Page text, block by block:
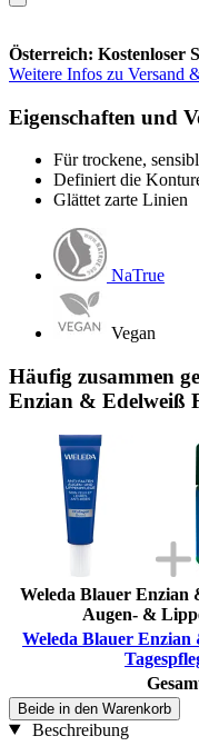
Österreich: Kostenloser
Weitere Infos zu Versand
Eigenschaften und
Für trockene,
Definiert die
Glättet zarte Linien
NaTrue
Vegan
Häufig zusammen
Enzian & Edelweiß
Weleda Blauer Enzian
Augen- &
Weleda Blauer Enzian
Beide in den Warenkorb
Beschreibung